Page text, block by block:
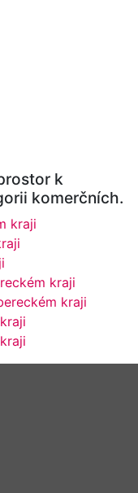
k
komerčních.
kraji
kraji
kraji